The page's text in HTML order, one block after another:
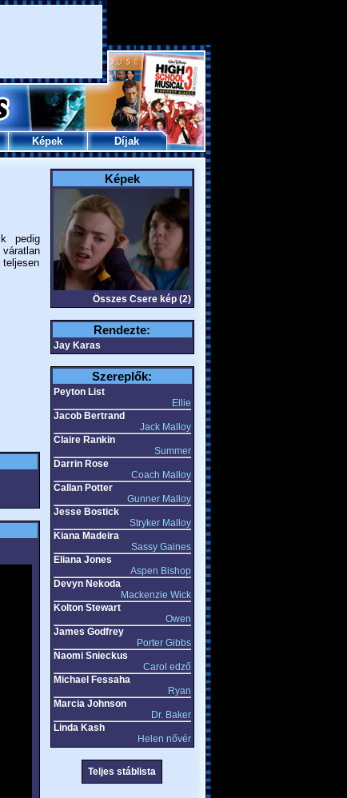
Képek Díjak
pedig
Képek
Összes Csere kép (2)
Rendezte:
Jay Karas
Szereplők:
Peyton List
Ellie
Jacob Bertrand
Jack Malloy
Claire Rankin
Summer
Darrin Rose
Coach Malloy
Callan Potter
Gunner Malloy
Jesse Bostick
Stryker Malloy
Kiana Madeira
Sassy Gaines
Eliana Jones
Aspen Bishop
Devyn Nekoda
Mackenzie Wick
Kolton Stewart
Owen
James Godfrey
Porter Gibbs
Naomi Snieckus
Carol edző
Michael Fessaha
Ryan
Marcia Johnson
Dr. Baker
Linda Kash
Helen nővér
Teljes stáblista